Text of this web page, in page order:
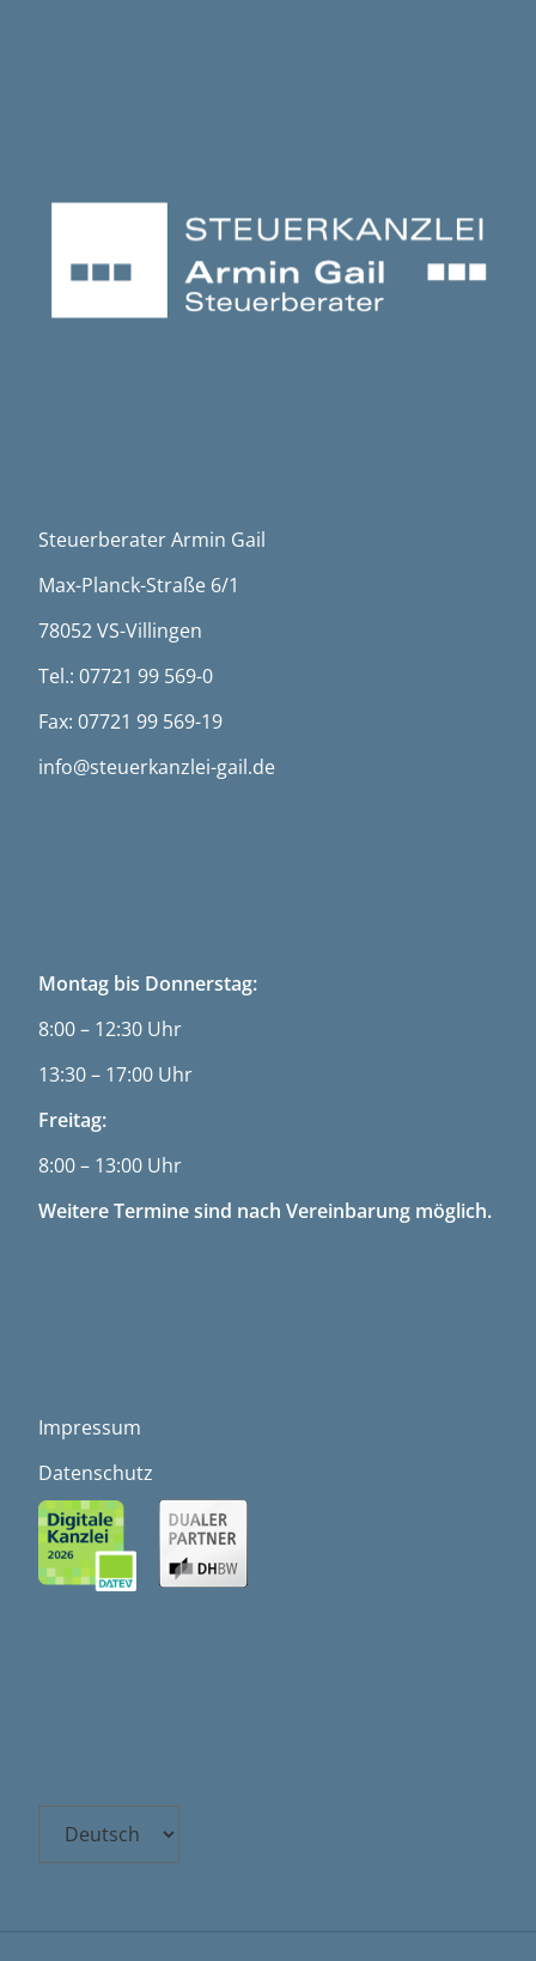
Steuerberater Armin Gail
Max-Planck-Straße 6/1
78052 VS-Villingen
Tel.: 07721 99 569-0
Fax: 07721 99 569-19
info@steuerkanzlei-gail.de
Montag bis Donnerstag:
8:00 – 12:30 Uhr
13:30 – 17:00 Uhr
Freitag:
8:00 – 13:00 Uhr
Weitere Termine sind nach Vereinbarung möglich.
Impressum
Datenschutz
Choose
a